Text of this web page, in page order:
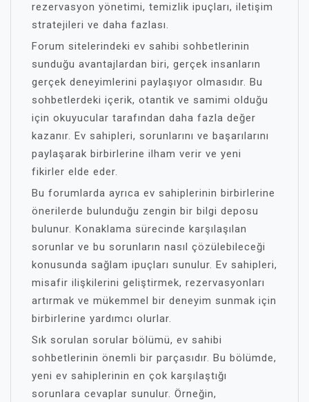
rezervasyon yönetimi, temizlik ipuçları, iletişim
stratejileri ve daha fazlası.
Forum sitelerindeki ev sahibi sohbetlerinin
sunduğu avantajlardan biri, gerçek insanların
gerçek deneyimlerini paylaşıyor olmasıdır. Bu
sohbetlerdeki içerik, otantik ve samimi olduğu
için okuyucular tarafından daha fazla değer
kazanır. Ev sahipleri, sorunlarını ve başarılarını
paylaşarak birbirlerine ilham verir ve yeni
fikirler elde eder.
Bu forumlarda ayrıca ev sahiplerinin birbirlerine
önerilerde bulunduğu zengin bir bilgi deposu
bulunur. Konaklama sürecinde karşılaşılan
sorunlar ve bu sorunların nasıl çözülebileceği
konusunda sağlam ipuçları sunulur. Ev sahipleri,
misafir ilişkilerini geliştirmek, rezervasyonları
artırmak ve mükemmel bir deneyim sunmak için
birbirlerine yardımcı olurlar.
Sık sorulan sorular bölümü, ev sahibi
sohbetlerinin önemli bir parçasıdır. Bu bölümde,
yeni ev sahiplerinin en çok karşılaştığı
sorunlara cevaplar sunulur. Örneğin,